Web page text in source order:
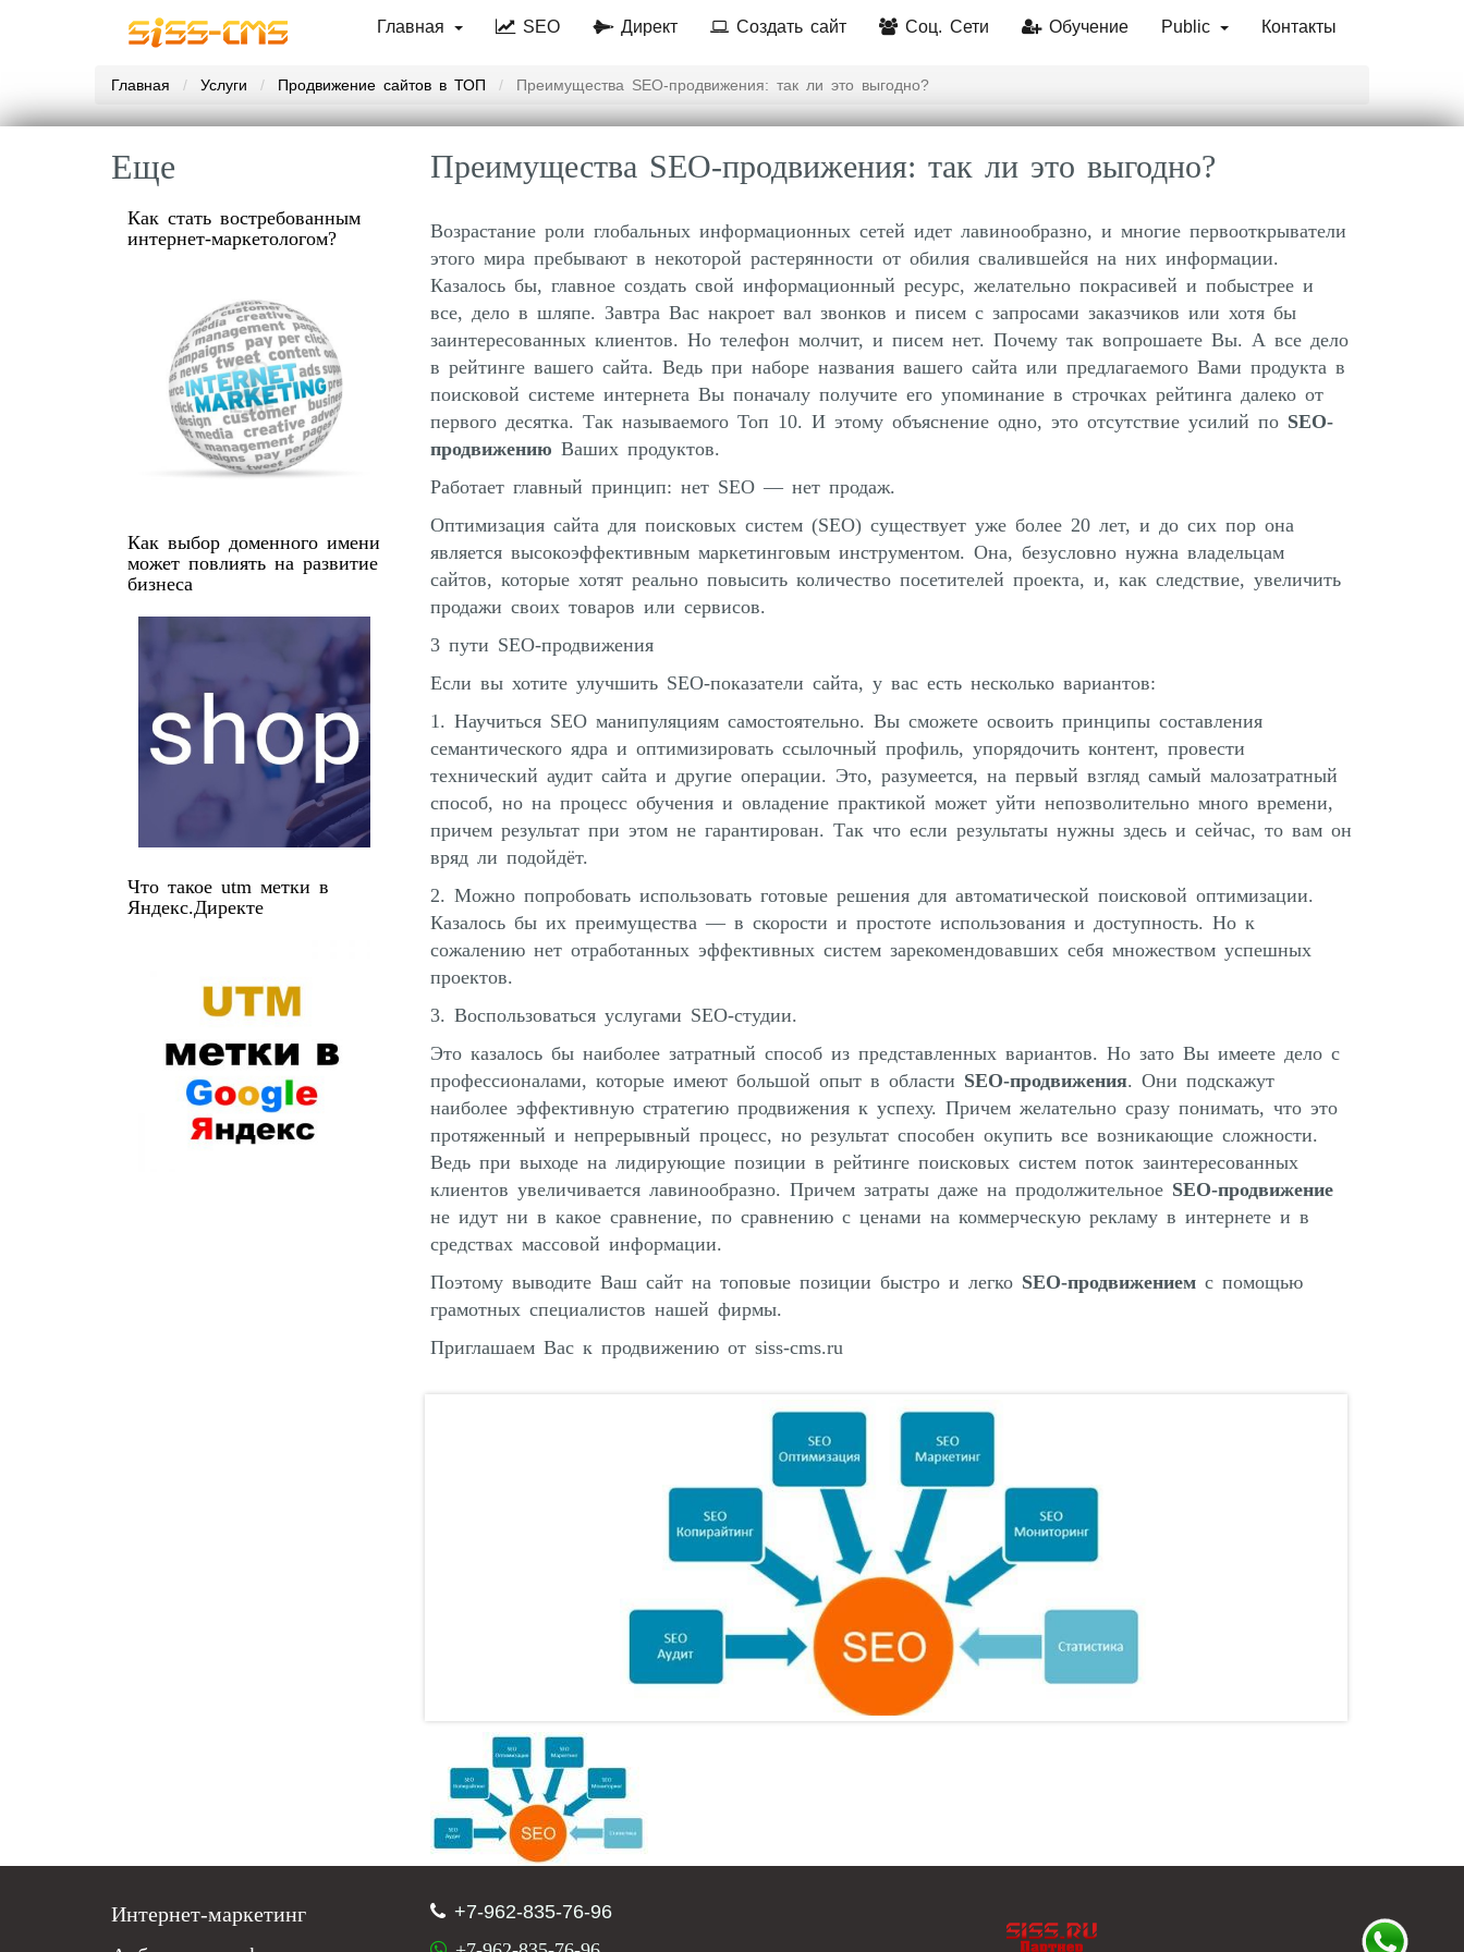
Главная SEO Директ Создать сайт Соц. Сети Обучение Public Контакты
Главная Услуги Продвижение сайтов в ТОП Преимущества SEO-продвижения: так ли это выгодно?
Еще
Как стать востребованным
интернет-маркетологом?
Как выбор доменного имени
может повлиять на развитие
бизнеса
Что такое utm метки в
Яндекс.Директе
Преимущества SEO-продвижения: так ли это выгодно?
Возрастание роли глобальных информационных сетей идет лавинообразно, и многие первооткрыватели
этого мира пребывают в некоторой растерянности от обилия свалившейся на них информации.
Казалось бы, главное создать свой информационный ресурс, желательно покрасивей и побыстрее и
все, дело в шляпе. Завтра Вас накроет вал звонков и писем с запросами заказчиков или хотя бы
заинтересованных клиентов. Но телефон молчит, и писем нет. Почему так вопрошаете Вы. А все дело
в рейтинге вашего сайта. Ведь при наборе названия вашего сайта или предлагаемого Вами продукта в
поисковой системе интернета Вы поначалу получите его упоминание в строчках рейтинга далеко от
первого десятка. Так называемого Топ 10. И этому объяснение одно, это отсутствие усилий по SEO-
продвижению Ваших продуктов.
Работает главный принцип: нет SEO — нет продаж.
Оптимизация сайта для поисковых систем (SEO) существует уже более 20 лет, и до сих пор она
является высокоэффективным маркетинговым инструментом. Она, безусловно нужна владельцам
сайтов, которые хотят реально повысить количество посетителей проекта, и, как следствие, увеличить
продажи своих товаров или сервисов.
3 пути SEO-продвижения
Если вы хотите улучшить SEO-показатели сайта, у вас есть несколько вариантов:
1. Научиться SEO манипуляциям самостоятельно. Вы сможете освоить принципы составления
семантического ядра и оптимизировать ссылочный профиль, упорядочить контент, провести
технический аудит сайта и другие операции. Это, разумеется, на первый взгляд самый малозатратный
способ, но на процесс обучения и овладение практикой может уйти непозволительно много времени,
причем результат при этом не гарантирован. Так что если результаты нужны здесь и сейчас, то вам он
вряд ли подойдёт.
2. Можно попробовать использовать готовые решения для автоматической поисковой оптимизации.
Казалось бы их преимущества — в скорости и простоте использования и доступность. Но к
сожалению нет отработанных эффективных систем зарекомендовавших себя множеством успешных
проектов.
3. Воспользоваться услугами SEO-студии.
Это казалось бы наиболее затратный способ из представленных вариантов. Но зато Вы имеете дело с
профессионалами, которые имеют большой опыт в области SEO-продвижения. Они подскажут
наиболее эффективную стратегию продвижения к успеху. Причем желательно сразу понимать, что это
протяженный и непрерывный процесс, но результат способен окупить все возникающие сложности.
Ведь при выходе на лидирующие позиции в рейтинге поисковых систем поток заинтересованных
клиентов увеличивается лавинообразно. Причем затраты даже на продолжительное SEO-продвижение
не идут ни в какое сравнение, по сравнению с ценами на коммерческую рекламу в интернете и в
средствах массовой информации.
Поэтому выводите Ваш сайт на топовые позиции быстро и легко SEO-продвижениемс помощью
грамотных специалистов нашей фирмы.
Приглашаем Вас к продвижению от siss-cms.ru
Интернет-маркетинг
+7-962-835-76-96